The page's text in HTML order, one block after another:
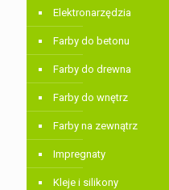
Elektronarzędzia
Farby do betonu
Farby do drewna
Farby do wnętrz
Farby na zewnątrz
Impregnaty
Kleje i silikony